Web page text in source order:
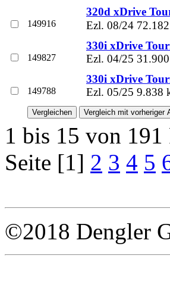
149916
320d xDrive
Ezl. 08/24
149827
330i xDrive
Ezl. 04/25
149788
330i xDrive
Ezl. 05/25 9.838
1 bis 15 von 191
Seite [1] 2 3 4 5
©2018 Dengler